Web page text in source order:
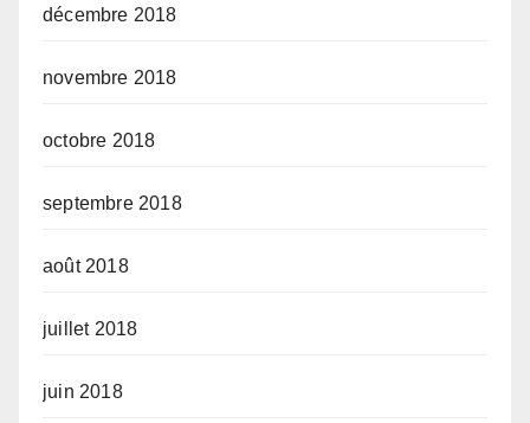
décembre 2018
novembre 2018
octobre 2018
septembre 2018
août 2018
juillet 2018
juin 2018